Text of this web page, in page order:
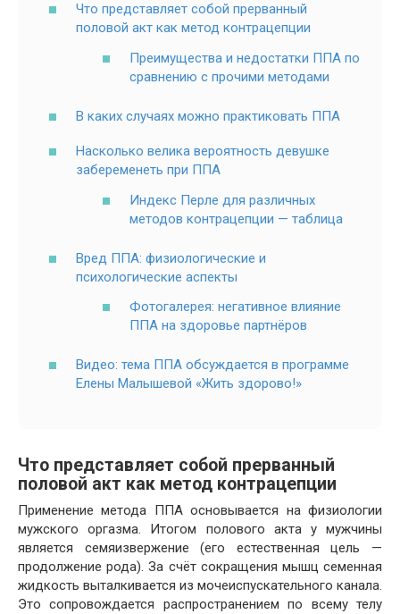
Что представляет собой прерванный
половой акт как метод контрацепции
Преимущества и недостатки ППА по
сравнению с прочими методами
В каких случаях можно практиковать ППА
Насколько велика вероятность девушке
забеременеть при ППА
Индекс Перле для различных
методов контрацепции — таблица
Вред ППА: физиологические и
психологические аспекты
Фотогалерея: негативное влияние
ППА на здоровье партнёров
Видео: тема ППА обсуждается в программе
Елены Малышевой «Жить здорово!»
Что представляет собой прерванный
половой акт как метод контрацепции
Применение метода ППА основывается на физиологии
мужского оргазма. Итогом полового акта у мужчины
является семяизвержение (его естественная цель —
продолжение рода). За счёт сокращения мышц семенная
жидкость выталкивается из мочеиспускательного канала.
Это сопровождается распространением по всему телу